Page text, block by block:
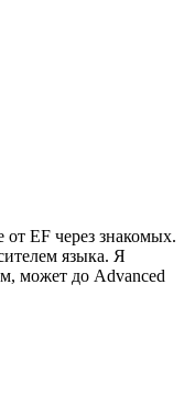
EF через знакомых.
языка. Я
может до Advanced